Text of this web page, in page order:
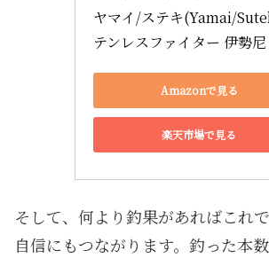
ヤマイ/ステキ(Yamai/
テンレスファイター 伊勢
Amazonで見る
楽天市場で見る
そして、何より釣果があればこれ
自信にもつながります。釣った本